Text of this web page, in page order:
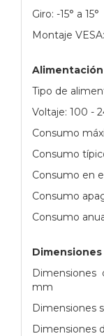
Giro: -15° a 15°
Montaje
Alimentación
Tipo de
Voltaje: 100 -
Consumo
Consumo
Consumo en
Consumo
Consumo
Dimensiones
mm
Dimensiones
Dimensiones